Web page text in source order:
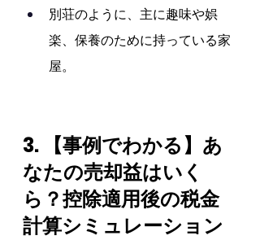
別荘のように、主に趣味や娯
楽、保養のために持っている家
屋。
3. 【事例でわかる】あ
なたの売却益はいく
ら？控除適用後の税金
計算シミュレーション